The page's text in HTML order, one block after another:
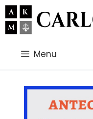
Saltar
al
contenido
Menu